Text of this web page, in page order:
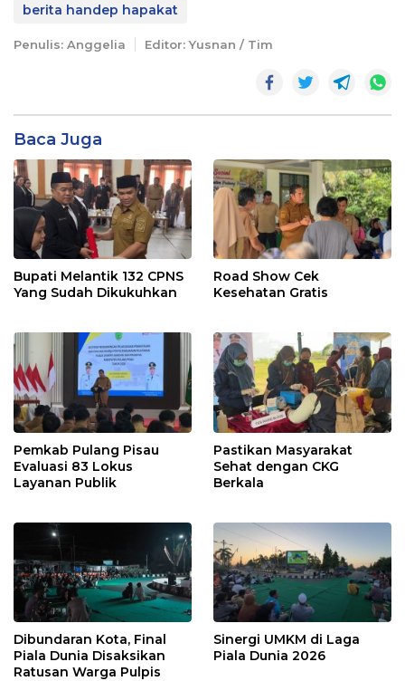
berita handep hapakat
Penulis: Anggelia Editor: Yusnan / Tim
Baca Juga
Bupati Melantik 132 CPNS
Yang Sudah Dikukuhkan
Road Show Cek
Kesehatan Gratis
Pemkab Pulang Pisau
Evaluasi 83 Lokus
Layanan Publik
Pastikan Masyarakat
Sehat dengan CKG
Berkala
Dibundaran Kota, Final
Piala Dunia Disaksikan
Ratusan Warga Pulpis
Sinergi UMKM di Laga
Piala Dunia 2026